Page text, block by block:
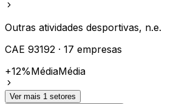
Outras atividades desportivas, n.e.
CAE 93192 · 17 empresas
+12%MédiaMédia
Ver mais 1 setores